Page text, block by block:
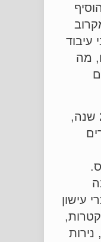
מה
כיום החברה חוגגת 20 שנה,
עישון
נירות